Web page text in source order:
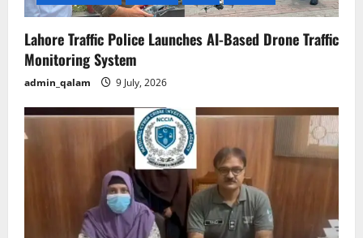
Lahore Traffic Police Launches AI-Based Drone Traffic
Monitoring System
admin_qalam 9 July, 2026